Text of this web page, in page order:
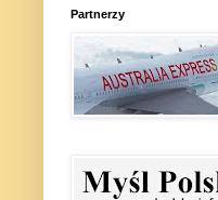
Partnerzy